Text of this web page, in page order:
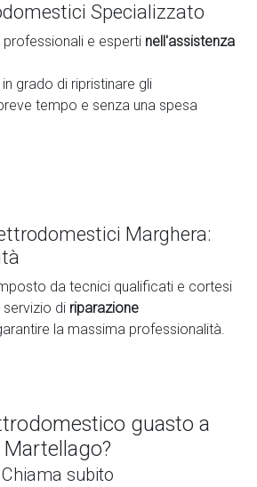
Specializzato
e esperti nell'assistenza
grado di ripristinare gli
tempo e senza una spesa
Marghera:
da tecnici qualificati e cortesi
servizio di riparazione
la massima professionalità.
guasto a
Martellago?
Chiama subito